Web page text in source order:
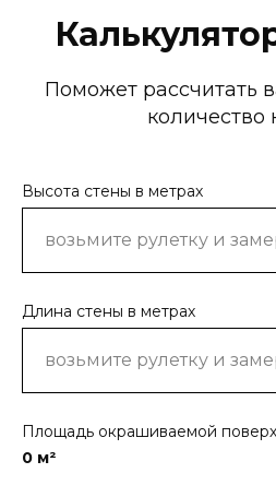
Поможет рассчитать
количество
Высота стены в метрах
Длина стены в метрах
Площадь окрашиваемой
0 м²